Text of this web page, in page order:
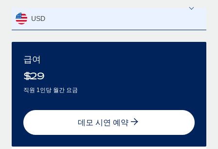
USD
급여
$29
직원 1인당 월간 요금
데모 시연 예약